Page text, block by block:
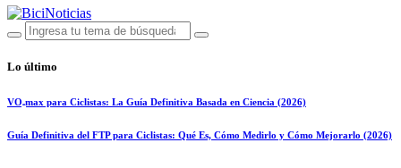
Lo último
VO₂max para Ciclistas: La Guía Definitiva Basada en Ciencia (2026)
Guía Definitiva del FTP para Ciclistas: Qué Es, Cómo Medirlo y Cómo Mejorarlo (2026)